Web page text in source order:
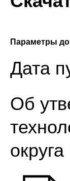
Параметры
Дата
Об
округа